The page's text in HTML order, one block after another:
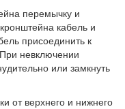
перемычку и
кабель и
присоединить к
невключении
или замкнуть
от верхнего и нижнего